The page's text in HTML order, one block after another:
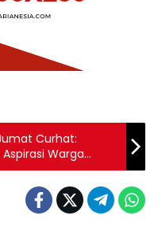
Curhat:
Warga
Langsung